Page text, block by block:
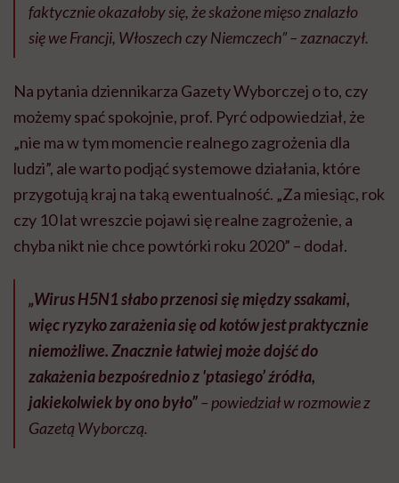
faktycznie okazałoby się, że skażone mięso znalazło
się we Francji, Włoszech czy Niemczech” – zaznaczył.
Na pytania dziennikarza Gazety Wyborczej o to, czy
możemy spać spokojnie, prof. Pyrć odpowiedział, że
„nie ma w tym momencie realnego zagrożenia dla
ludzi”, ale warto podjąć systemowe działania, które
przygotują kraj na taką ewentualność. „Za miesiąc, rok
czy 10 lat wreszcie pojawi się realne zagrożenie, a
chyba nikt nie chce powtórki roku 2020” – dodał.
„Wirus H5N1 słabo przenosi się między ssakami,
więc ryzyko zarażenia się od kotów jest praktycznie
niemożliwe. Znacznie łatwiej może dojść do
zakażenia bezpośrednio z 'ptasiego’ źródła,
jakiekolwiek by ono było”– powiedział w rozmowie z
Gazetą Wyborczą.